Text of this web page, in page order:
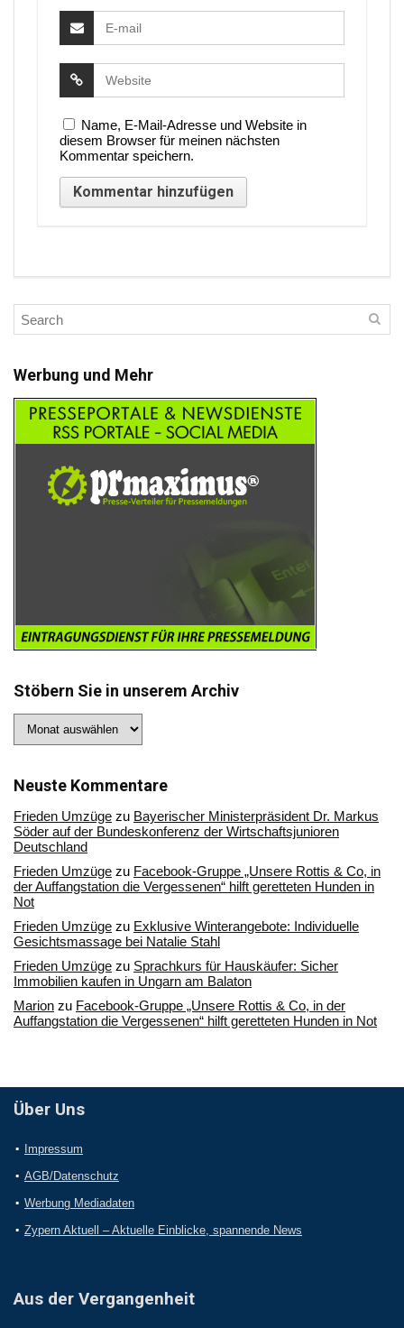
Name, E-Mail-Adresse und Website in
diesem Browser für meinen nächsten
Kommentar speichern.
Werbung und Mehr
Stöbern Sie in unserem Archiv
Sie
Archiv
Neuste Kommentare
Frieden Umzüge zu Bayerischer Ministerpräsident Dr. Markus
Söder auf der Bundeskonferenz der Wirtschaftsjunioren
Deutschland
Frieden Umzüge zu Facebook-Gruppe „Unsere Rottis & Co, in
der Auffangstation die Vergessenen“ hilft geretteten Hunden in
Not
Frieden Umzüge zu Exklusive Winterangebote: Individuelle
Gesichtsmassage bei Natalie Stahl
Frieden Umzüge zu Sprachkurs für Hauskäufer: Sicher
Immobilien kaufen in Ungarn am Balaton
Marion zu Facebook-Gruppe „Unsere Rottis & Co, in der
Auffangstation die Vergessenen“ hilft geretteten Hunden in Not
Über Uns
Impressum
AGB/Datenschutz
Werbung Mediadaten
Zypern Aktuell – Aktuelle Einblicke, spannende News
Aus der Vergangenheit